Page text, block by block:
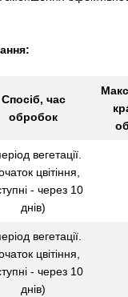
Спосіб, час
обробок
вегетації.
цвітіння,
- через 10
днів)
вегетації.
цвітіння,
- через 10
днів)